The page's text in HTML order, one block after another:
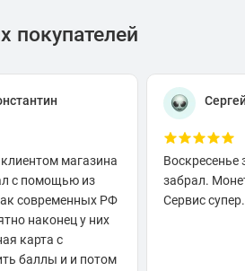
покупателей
магазина
с помощью из
современных РФ
наконец у них
карта с
баллы и и потом
Воскресенье
забрал.
Сервис